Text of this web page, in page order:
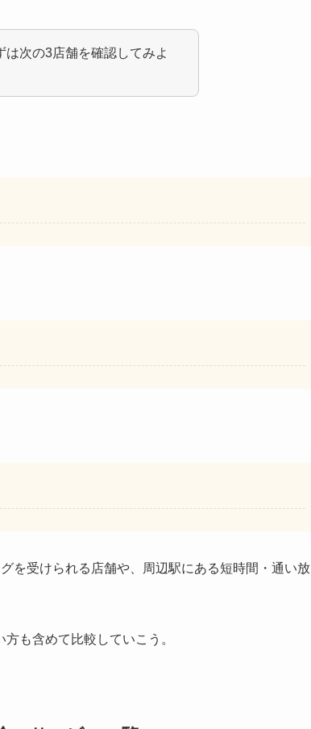
次の3店舗を確認してみよ
を受けられる店舗や、周辺駅にある短時間・通い放
も含めて比較していこう。